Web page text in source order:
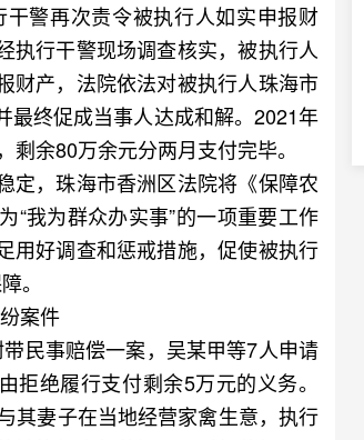
警再次责令被执行人如实申报财
执行干警现场调查核实，被执行人
财产，法院依法对被执行人珠海市
最终促成当事人达成和解。2021年
余80万余元分两月支付完毕。
，珠海市香洲区法院将《保障农
“我为群众办实事”的一项重要工作
用好调查和惩戒措施，促使被执行
。
案件
民事赔偿一案，吴某甲等7人申请
绝履行支付剩余5万元的义务。
其妻子在当地经营家禽生意，执行